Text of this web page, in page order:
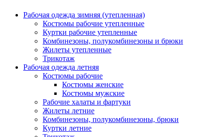
Рабочая одежда зимняя (утепленная)
Костюмы рабочие утепленные
Куртки рабочие утепленные
Комбинезоны, полукомбинезоны и брюки
Жилеты утепленные
Трикотаж
Рабочая одежда летняя
Костюмы рабочие
Костюмы женские
Костюмы мужские
Рабочие халаты и фартуки
Жилеты летние
Комбинезоны, полукомбинезоны, брюки
Куртки летние